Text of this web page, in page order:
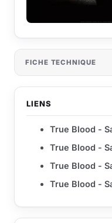
FICHE TECHNIQUE
LIENS
True Blood -
True Blood -
True Blood -
True Blood -